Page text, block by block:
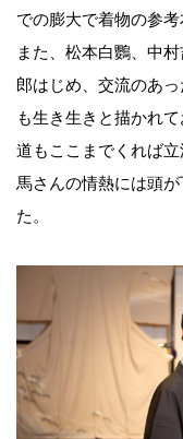
での膨大で着物の参
また、松本白鸚、中
郎はじめ、交流のあ
も生き生きと描かれ
道もここまでくれば
馬さんの情熱には頭
た。